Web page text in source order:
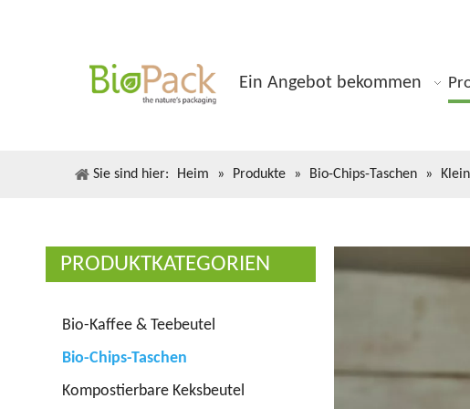
Ein Angebot bekommen
Sie sind hier: Heim » Produkte » Bio-Chips-Taschen »
PRODUKTKATEGORIEN
Bio-Kaffee & Teebeutel
Bio-Chips-Taschen
Kompostierbare Keksbeutel